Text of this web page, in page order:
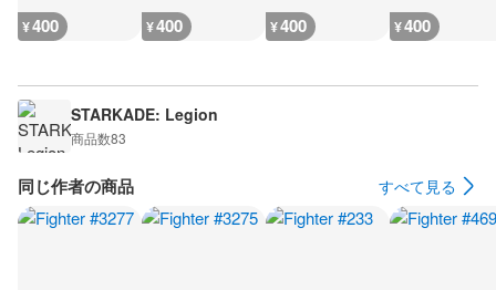
¥400 ¥400 ¥400 ¥400
STARKADE: Legion
商品数83
同じ作者の商品 すべて見る